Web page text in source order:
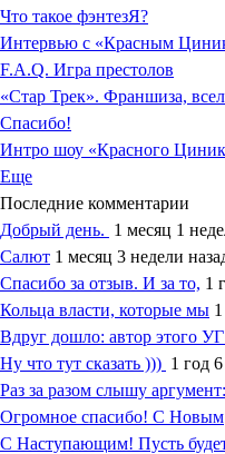
Что такое фэнтезЯ?
Интервью с «Красным
F.A.Q. Игра престолов
«Стар Трек». Франшиза,
Спасибо!
Интро шоу «Красного
Еще
Последние комментарии
Добрый день. 1 месяц 1
Салют 1 месяц 3 недели
Спасибо за отзыв. И за то, 1
Кольца власти, которые мы
Вдруг дошло: автор этого
Ну что тут сказать ))) 1 год
Раз за разом слышу аргумент:
Огромное спасибо! С Новым
С Наступающим! Пусть